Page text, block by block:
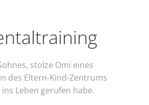
stolze Omi eines
des Eltern-Kind-Zentrums
Leben gerufen habe.